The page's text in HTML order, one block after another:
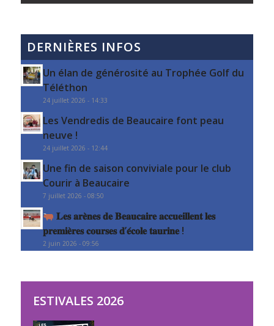
DERNIÈRES INFOS
Un élan de générosité au Trophée Golf du
Téléthon
24 juillet 2026 - 14:33
Les Vendredis de Beaucaire font peau
neuve !
24 juillet 2026 - 12:44
Une fin de saison conviviale pour le club
Courir à Beaucaire
7 juillet 2026 - 08:50
𝐋𝐞𝐬 𝐚𝐫𝐞̀𝐧𝐞𝐬 𝐝𝐞 𝐁𝐞𝐚𝐮𝐜𝐚𝐢𝐫𝐞 𝐚𝐜𝐜𝐮𝐞𝐢𝐥𝐥𝐞𝐧𝐭 𝐥𝐞𝐬
𝐩𝐫𝐞𝐦𝐢𝐞̀𝐫𝐞𝐬 𝐜𝐨𝐮𝐫𝐬𝐞𝐬 𝐝’𝐞́𝐜𝐨𝐥𝐞 𝐭𝐚𝐮𝐫𝐢𝐧𝐞 !
2 juin 2026 - 09:56
ESTIVALES 2026